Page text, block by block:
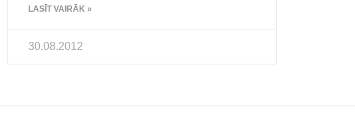
LASĪT VAIRĀK »
30.08.2012